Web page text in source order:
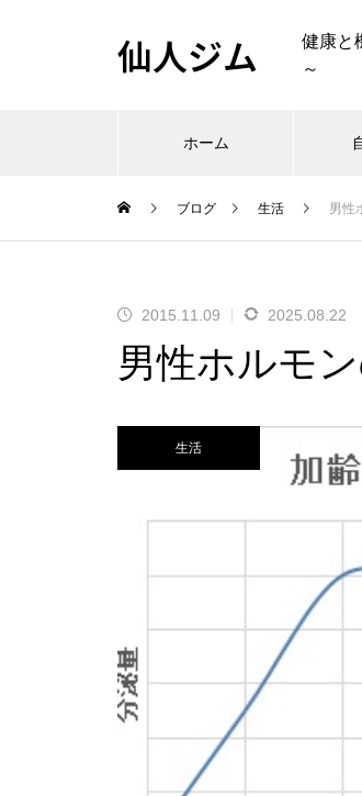
仙人ジム
健康と
～
ホーム
ブログ 生活 男性
2015.11.09 2025.08.22
男性ホルモ
生活